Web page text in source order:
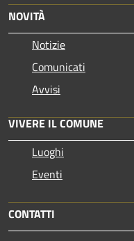
NOVITÀ
Notizie
Comunicati
Avvisi
VIVERE IL COMUNE
Luoghi
Eventi
CONTATTI